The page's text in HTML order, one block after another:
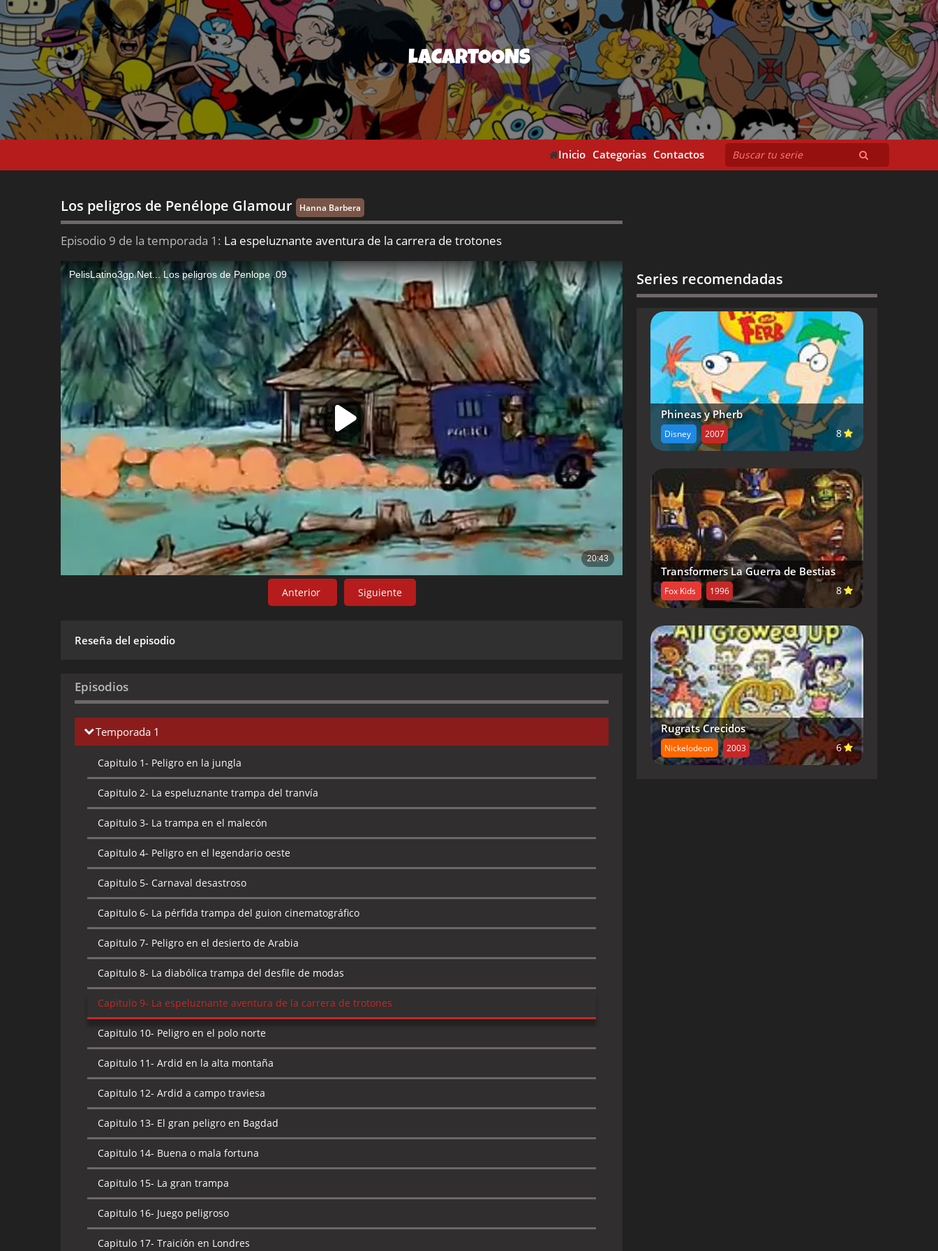
LACARTOONS
Inicio Categorias Contactos
Los peligros de Penélope Glamour Hanna Barbera
Episodio 9 de la temporada 1: La espeluznante aventura de la carrera de trotones
Anterior Siguiente
Reseña del episodio
Episodios
Temporada 1
Capitulo 1- Peligro en la jungla
Capitulo 2- La espeluznante trampa del tranvía
Capitulo 3- La trampa en el malecón
Capitulo 4- Peligro en el legendario oeste
Capitulo 5- Carnaval desastroso
Capitulo 6- La pérfida trampa del guion cinematográfico
Capitulo 7- Peligro en el desierto de Arabia
Capitulo 8- La diabólica trampa del desfile de modas
Capitulo 9- La espeluznante aventura de la carrera de trotones
Capitulo 10- Peligro en el polo norte
Capitulo 11- Ardid en la alta montaña
Capitulo 12- Ardid a campo traviesa
Capitulo 13- El gran peligro en Bagdad
Capitulo 14- Buena o mala fortuna
Capitulo 15- La gran trampa
Capitulo 16- Juego peligroso
Capitulo 17- Traición en Londres
Series recomendadas
Phineas y Pherb
Disney 2007 8
Transformers La Guerra de Bestias
Fox Kids 1996 8
Rugrats Crecidos
Nickelodeon 2003 6